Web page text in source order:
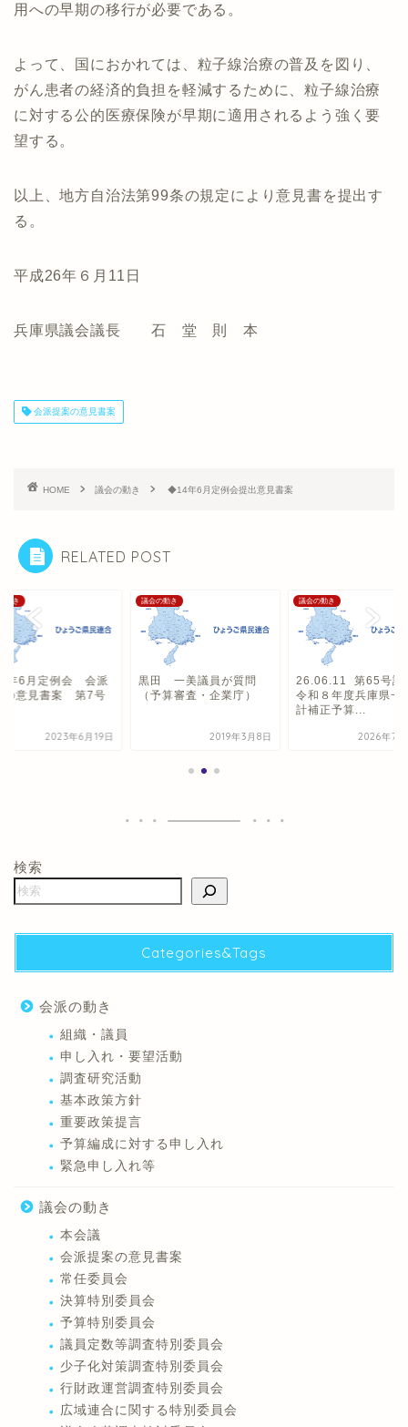
用への早期の移行が必要である。
よって、国におかれては、粒子線治療の普及を図り、
がん患者の経済的負担を軽減するために、粒子線治療
に対する公的医療保険が早期に適用されるよう強く要
望する。
以上、地方自治法第99条の規定により意見書を提出す
る。
平成26年６月11日
兵庫県議会議長 石 堂 則 本
会派提案の意見書案
HOME 議会の動き ◆14年6月定例会提出意見書案
RELATED POST
動き
年6月定例会 会派
の意見書案 第7号
2023年6月19日
議会の動き
黒田 一美議員が質問
（予算審査・企業庁）
2019年3月8日
議会の動き
26.06.11 第65号
令和８年度兵庫県一
計補正予算...
2026年7
検索
Categories&Tags
会派の動き
組織・議員
申し入れ・要望活動
調査研究活動
基本政策方針
重要政策提言
予算編成に対する申し入れ
緊急申し入れ等
議会の動き
本会議
会派提案の意見書案
常任委員会
決算特別委員会
予算特別委員会
議員定数等調査特別委員会
少子化対策調査特別委員会
行財政運営調査特別委員会
広域連合に関する特別委員会